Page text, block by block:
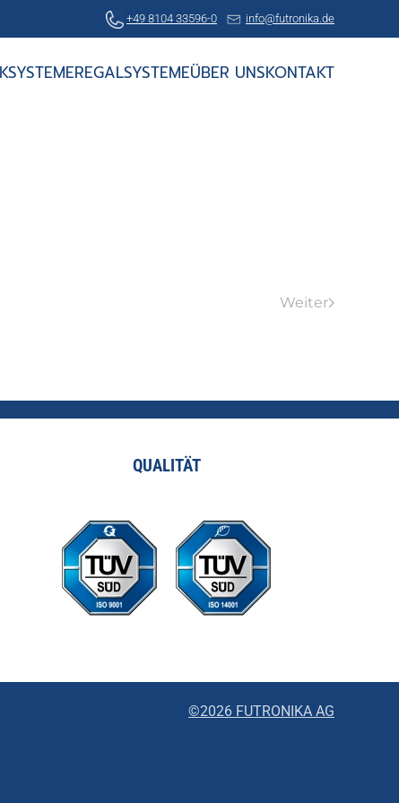
+49 8104 33596-0 info@futronika.de
REGALSYSTEMEÜBER UNSKONTAKT
Weiter
QUALITÄT
©2026 FUTRONIKA AG